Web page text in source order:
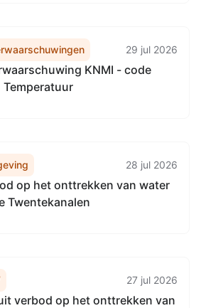
29 jul 2026
KNMI - code
Temperatuur
28 jul 2026
op het onttrekken van water
Twentekanalen
27 jul 2026
verbod op het onttrekken van